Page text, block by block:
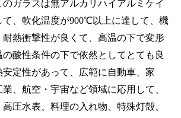
ガラスは無アルカリハイアルミケイ
て、軟化温度が900℃以上に達して、機
熱衝撃性が良くて、高温の下で変形
の酸性条件の下で依然としてとても良
定性があって、広範に自動車、家
、航空・宇宙など領域に応用して、
圧水表、料理の入れ物、特殊灯殻、